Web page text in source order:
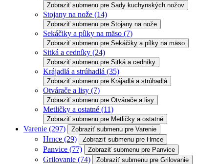
Zobraziť submenu pre Sady kuchynských nožov
Stojany na nože (14)
Zobraziť submenu pre Stojany na nože
Sekáčiky a pílky na mäso (7)
Zobraziť submenu pre Sekáčiky a pílky na mäso
Sitká a cedníky (24)
Zobraziť submenu pre Sitká a cedníky
Krájadlá a strúhadlá (35)
Zobraziť submenu pre Krájadlá a strúhadlá
Otvárače a lisy (7)
Zobraziť submenu pre Otvárače a lisy
Metličky a ostatné (11)
Zobraziť submenu pre Metličky a ostatné
Varenie (297) Zobraziť submenu pre Varenie
Hrnce (29) Zobraziť submenu pre Hrnce
Panvice (77) Zobraziť submenu pre Panvice
Grilovanie (74) Zobraziť submenu pre Grilovanie